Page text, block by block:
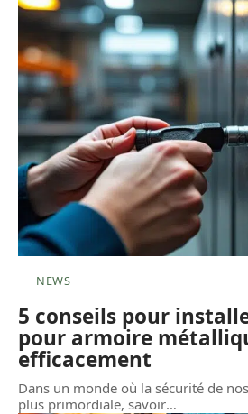
NEWS
5 conseils pour
pour armoire
efficacement
Dans un monde où la sécurité de
plus primordiale, savoir…